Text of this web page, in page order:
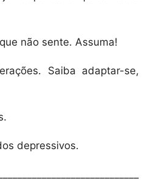
não sente. Assuma!
Saiba adaptar-se,
depressivos.